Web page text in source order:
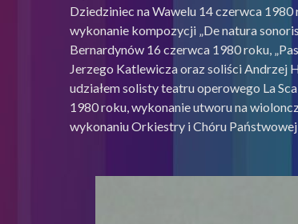
Dziedziniec na Wawelu 14 czerwca
wykonanie kompozycji „De natura
Bernardynów 16 czerwca 1980 roku,
Jerzego Katlewicza oraz soliści Andrzej
udziałem solisty teatru operowego La
1980 roku, wykonanie utworu na
wykonaniu Orkiestry i Chóru